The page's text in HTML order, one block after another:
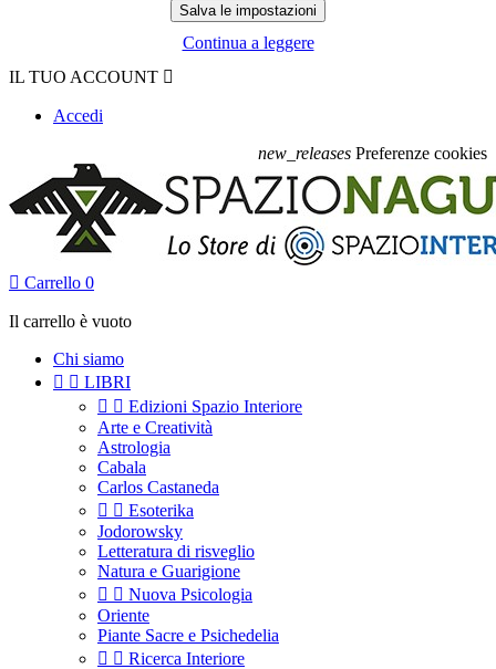
Continua a leggere
IL TUO ACCOUNT 
Accedi
new_releases Preferenze cookies
 Carrello 0
Il carrello è vuoto
Chi siamo
  LIBRI
  Edizioni Spazio Interiore
Arte e Creatività
Astrologia
Cabala
Carlos Castaneda
  Esoterika
Jodorowsky
Letteratura di risveglio
Natura e Guarigione
  Nuova Psicologia
Oriente
Piante Sacre e Psichedelia
  Ricerca Interiore